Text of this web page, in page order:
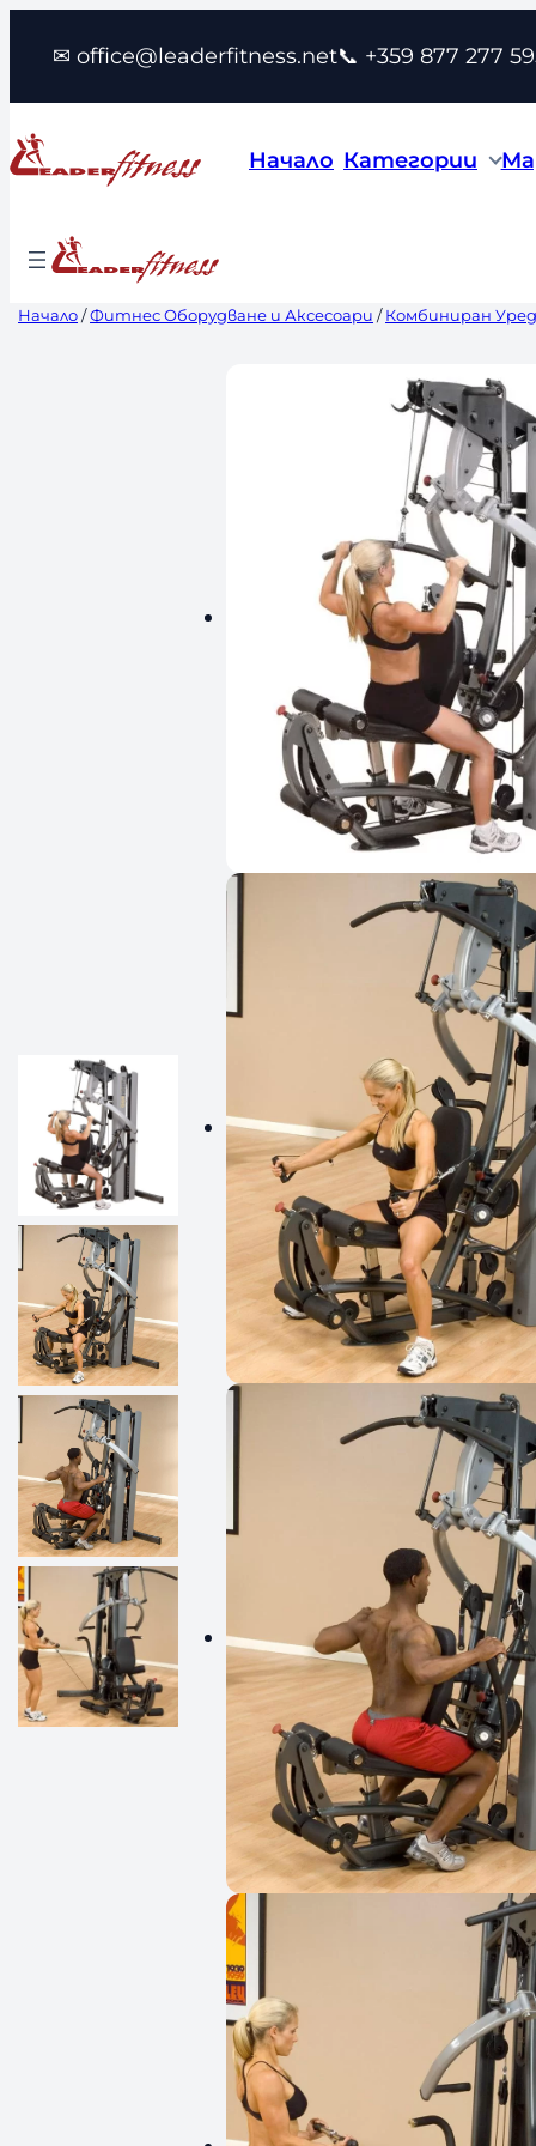
съдържанието
✉ office@leaderfitness.net📞 +359 877 277
Начало Категории
Начало/Фитнес Оборудване и Аксесоари /Комбиниран Уред